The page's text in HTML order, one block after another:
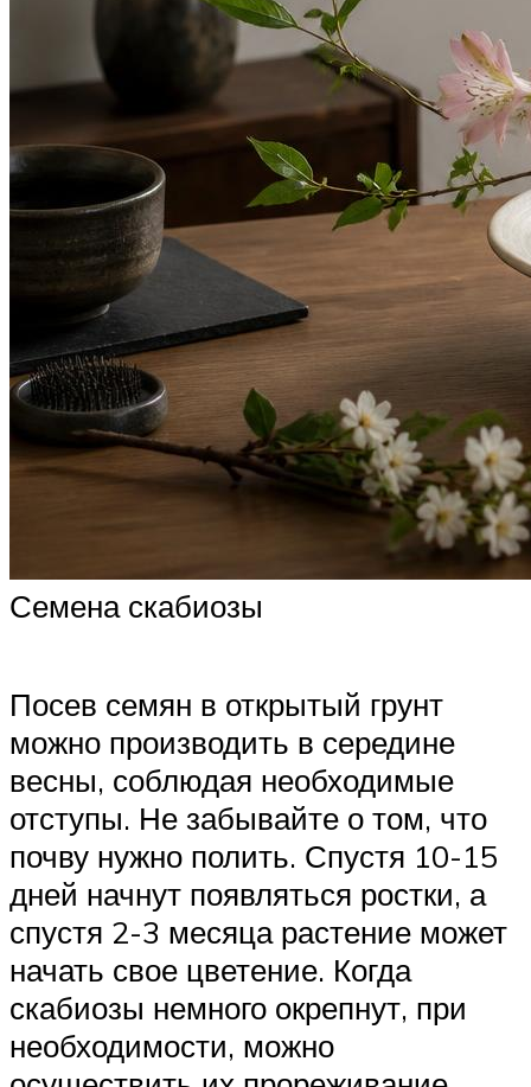
Семена скабиозы
Посев семян в открытый грунт
можно производить в середине
весны, соблюдая необходимые
отступы. Не забывайте о том, что
почву нужно полить. Спустя 10-15
дней начнут появляться ростки, а
спустя 2-3 месяца растение может
начать свое цветение. Когда
скабиозы немного окрепнут, при
необходимости, можно